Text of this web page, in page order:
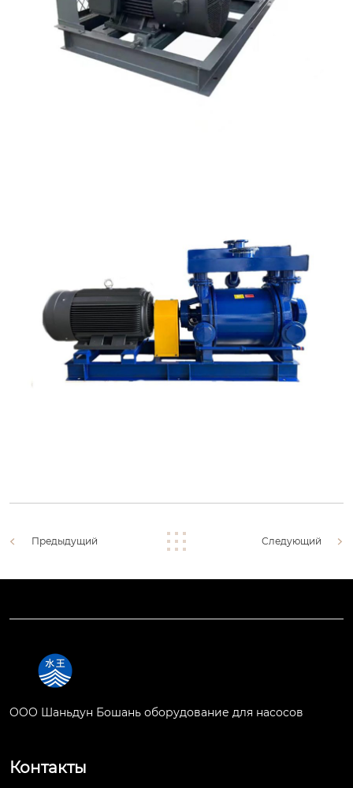
Предыдущий Следующий
OOO Шаньдун Бошань оборудование для насосов
Контакты